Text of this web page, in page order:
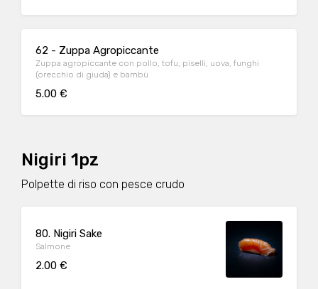
62 - Zuppa Agropiccante
Zuppa agropiccante con pollo, tofu, piselli, uova, funghi
(orecchio di giuda) e bambù
5.00 €
Nigiri 1pz
Polpette di riso con pesce crudo
80. Nigiri Sake
Salmone
2.00 €